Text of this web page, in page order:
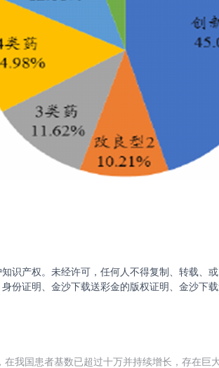
识产权。未经许可，任何人不得复制、转载、
份证明、金沙下载送彩金的版权证明、金沙下
我国患者基数已超过十万并持续增长，存在